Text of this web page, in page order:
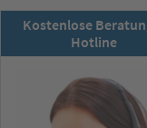
Kostenlose
Hotline